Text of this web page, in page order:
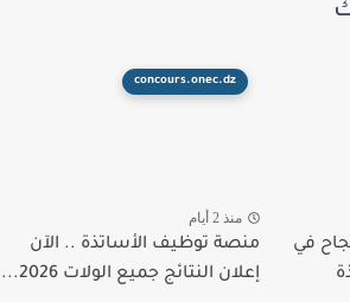
في
concours.onec.dz
منذ 2 أيام
منصة توظيف الأساتذة .. الآن
إعلان النتائج جميع الولات 2026...